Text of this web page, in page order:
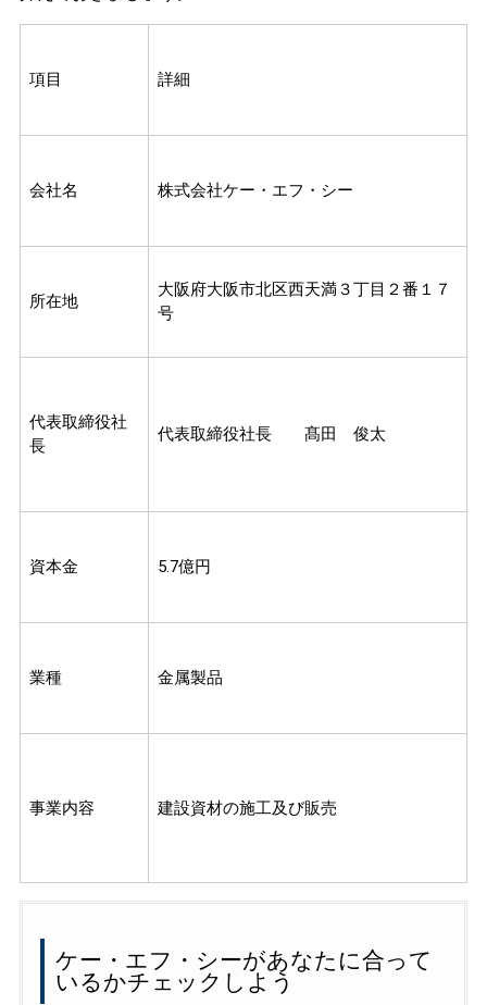
項目 詳細
会社名 株式会社ケー・エフ・シー
所在地
大阪府大阪市北区西天満３丁目２番１７
号
代表取締役社
長
代表取締役社長 髙田 俊太
資本金 5.7億円
業種 金属製品
事業内容 建設資材の施工及び販売
ケー・エフ・シーがあなたに合って
いるかチェックしよう